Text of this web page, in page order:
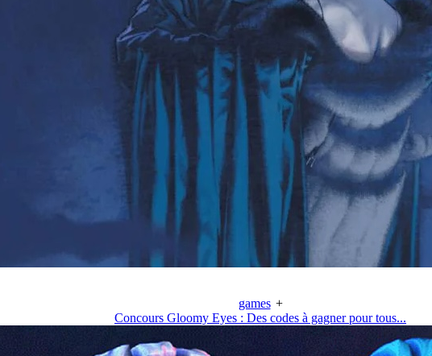
games +
Concours Gloomy Eyes : Des codes à gagner pour tous...